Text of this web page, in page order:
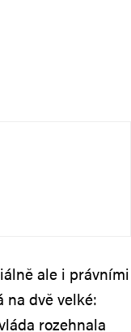
ale i právními
dvě velké:
rozehnala